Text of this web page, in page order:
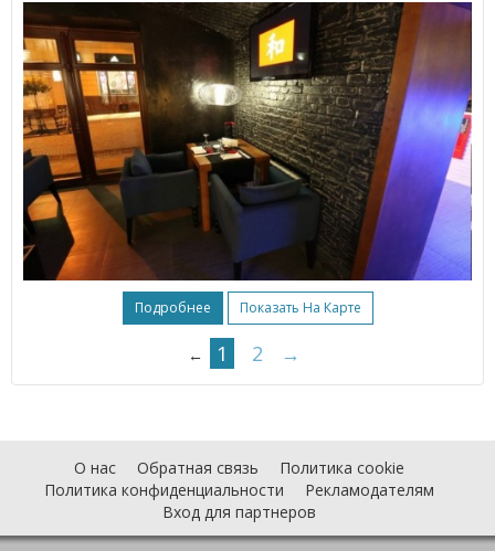
Подробнее Показать На Карте
← 1 2 →
О нас Обратная связь
Политика cookie
Политика конфиденциальности
Рекламодателям
Вход для партнеров